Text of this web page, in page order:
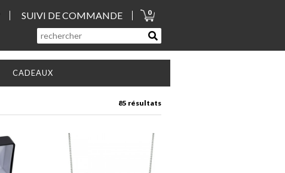
SUIVI DE COMMANDE 0
CADEAUX
85 résultats